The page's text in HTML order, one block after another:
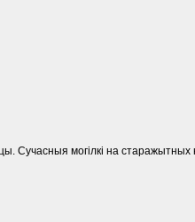
Сучасныя могілкі на старажытных